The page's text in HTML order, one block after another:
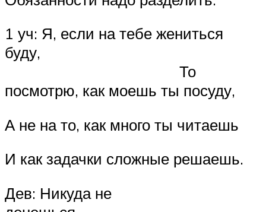
1 уч: Я, если на тебе жениться
буду,
То
посмотрю, как моешь ты посуду,
А не на то, как много ты читаешь
И как задачки сложные решаешь.
Дев: Никуда не